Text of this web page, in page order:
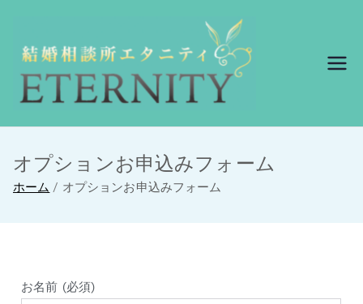
結婚相談所エ
結婚相談所エタニ
オプションお申込みフォーム
ホーム オプションお申込みフォーム
お名前 (必須)